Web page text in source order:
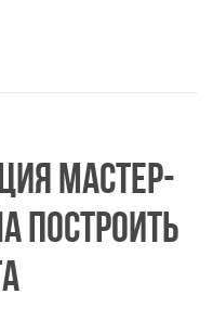
МАСТЕР-
ПОСТРОИТЬ